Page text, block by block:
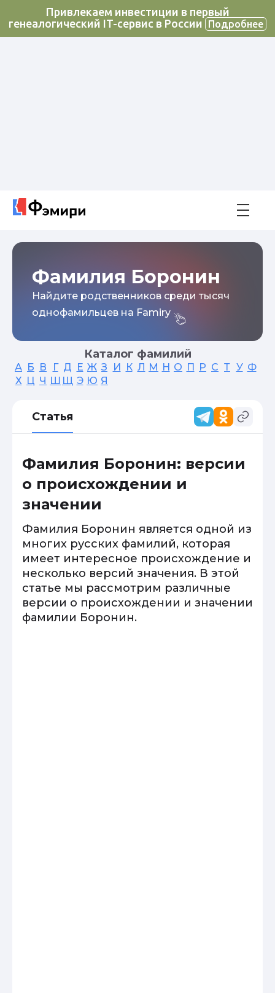
Привлекаем инвестиции в первый
генеалогический IT-сервис в России
Подробнее
Фамилия Боронин
Найдите родственников среди тысяч
однофамильцев на Famiry
Каталог фамилий
А Б В Г Д Е Ж З И К Л М Н О П Р С Т У Ф
Х Ц Ч Ш Щ Э Ю Я
Статья
Фамилия Боронин: версии
о происхождении и
значении
Фамилия Боронин является одной из
многих русских фамилий, которая
имеет интересное происхождение и
несколько версий значения. В этой
статье мы рассмотрим различные
версии о происхождении и значении
фамилии Боронин.